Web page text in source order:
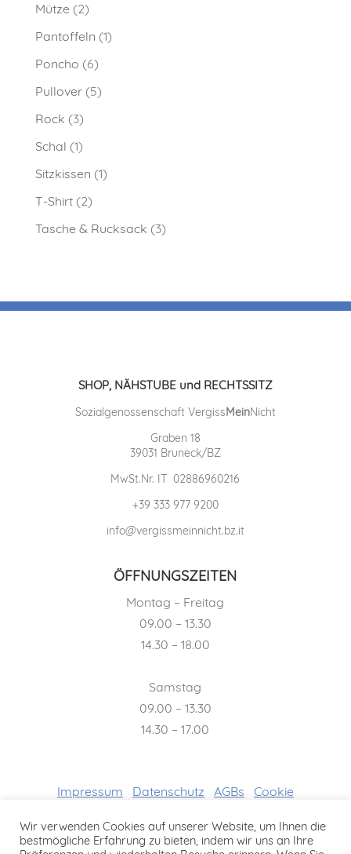
Mütze (2)
Pantoffeln (1)
Poncho (6)
Pullover (5)
Rock (3)
Schal (1)
Sitzkissen (1)
T-Shirt (2)
Tasche & Rucksack (3)
SHOP, NÄHSTUBE und RECHTSSITZ
Sozialgenossenschaft VergissMeinNicht
Graben 18
39031 Bruneck/BZ
MwSt.Nr. IT 02886960216
+39 333 977 9200
info@vergissmeinnicht.bz.it
ÖFFNUNGSZEITEN
Montag – Freitag
09.00 – 13.30
14.30 – 18.00
Samstag
09.00 – 13.30
14.30 – 17.00
Impressum Datenschutz AGBs
Cookie
Wir verwenden Cookies auf unserer Website, um Ihnen die
bestmögliche Erfahrung zu bieten, indem wir uns an Ihre